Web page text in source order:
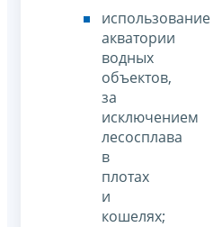
использование
акватории
водных
объектов,
за
исключением
лесосплава
в
плотах
и
кошелях;